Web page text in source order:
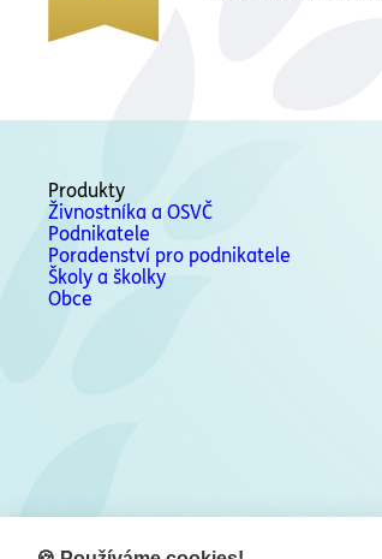
Produkty
Živnostníka a OSVČ
Podnikatele
Poradenství pro podnikatele
Školy a školky
Obce